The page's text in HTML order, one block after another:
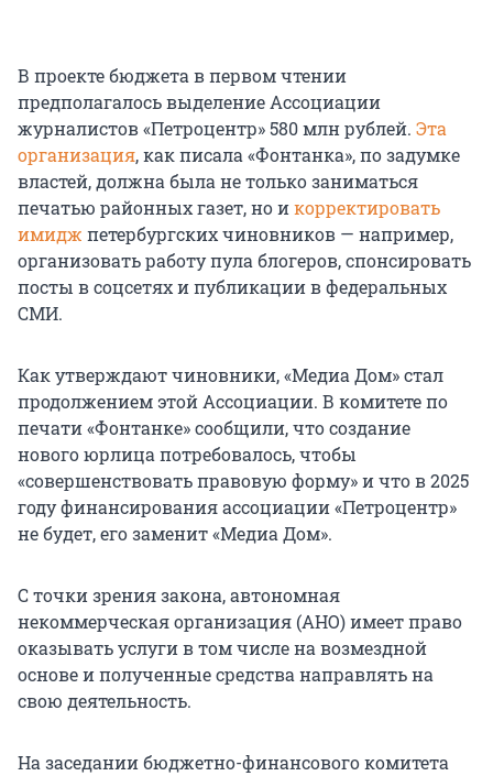
В проекте бюджета в первом чтении
предполагалось выделение Ассоциации
журналистов «Петроцентр» 580 млн рублей. Эта
организация, как писала «Фонтанка», по задумке
властей, должна была не только заниматься
печатью районных газет, но икорректировать
имидж петербургских чиновников — например,
организовать работу пула блогеров, спонсировать
посты в соцсетях и публикации в федеральных
СМИ.
Как утверждают чиновники, «Медиа Дом» стал
продолжением этой Ассоциации. В комитете по
печати «Фонтанке» сообщили, что создание
нового юрлица потребовалось, чтобы
«совершенствовать правовую форму» и что в 2025
году финансирования ассоциации «Петроцентр»
не будет, его заменит «Медиа Дом».
С точки зрения закона, автономная
некоммерческая организация (АНО) имеет право
оказывать услуги в том числе на возмездной
основе и полученные средства направлять на
свою деятельность.
На заседании бюджетно-финансового комитета